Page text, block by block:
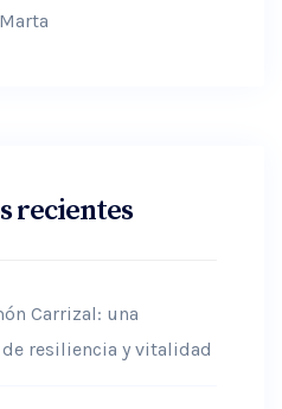
recientes
Carrizal: una
resiliencia y vitalidad